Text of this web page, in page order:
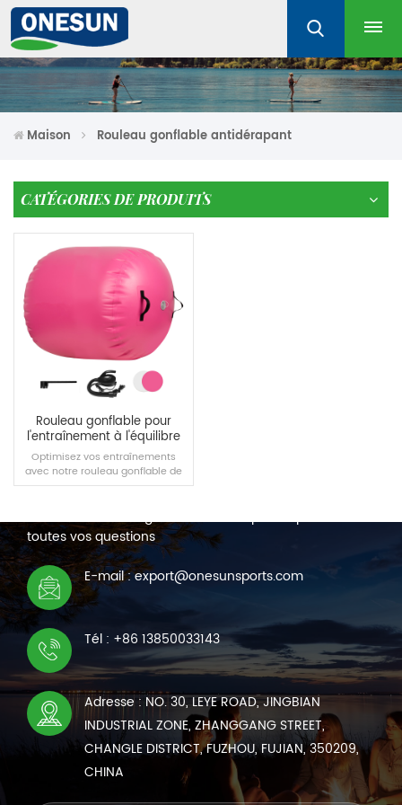
Maison Rouleau gonflable antidérapant
CATÉGORIES DE PRODUITS
Rouleau gonflable pour
l'entraînement à l'équilibre
en gymnastique
Optimisez vos entraînements
avec notre rouleau gonflable de
gymnastique de qualité
des coutures doublement
renforcées, cet équipement est
conçu pour résister à un usage
quotidien intensif tout en
garantissant une étanchéité
optimale.
LIRE LA SUITE
NOUS CONTACTER
Nous sommes en ligne 7*24 heures pour répondre à
toutes vos questions
E-mail : export@onesunsports.com
Tél : +86 13850033143
Adresse : NO. 30, LEYE ROAD, JINGBIAN
INDUSTRIAL ZONE, ZHANGGANG STREET,
CHANGLE DISTRICT, FUZHOU, FUJIAN, 350209,
CHINA